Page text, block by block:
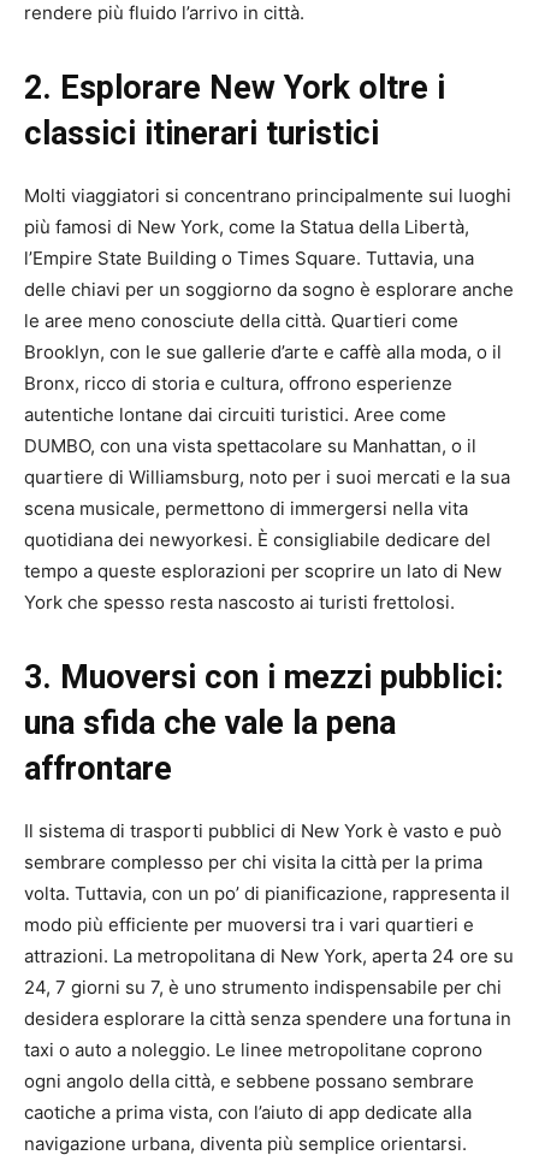
rendere più fluido l’arrivo in città.
2. Esplorare New York oltre i
classici itinerari turistici
Molti viaggiatori si concentrano principalmente sui luoghi
più famosi di New York, come la Statua della Libertà,
l’Empire State Building o Times Square. Tuttavia, una
delle chiavi per un soggiorno da sogno è esplorare anche
le aree meno conosciute della città. Quartieri come
Brooklyn, con le sue gallerie d’arte e caffè alla moda, o il
Bronx, ricco di storia e cultura, offrono esperienze
autentiche lontane dai circuiti turistici. Aree come
DUMBO, con una vista spettacolare su Manhattan, o il
quartiere di Williamsburg, noto per i suoi mercati e la sua
scena musicale, permettono di immergersi nella vita
quotidiana dei newyorkesi. È consigliabile dedicare del
tempo a queste esplorazioni per scoprire un lato di New
York che spesso resta nascosto ai turisti frettolosi.
3. Muoversi con i mezzi pubblici:
una sfida che vale la pena
affrontare
Il sistema di trasporti pubblici di New York è vasto e può
sembrare complesso per chi visita la città per la prima
volta. Tuttavia, con un po’ di pianificazione, rappresenta il
modo più efficiente per muoversi tra i vari quartieri e
attrazioni. La metropolitana di New York, aperta 24 ore su
24, 7 giorni su 7, è uno strumento indispensabile per chi
desidera esplorare la città senza spendere una fortuna in
taxi o auto a noleggio. Le linee metropolitane coprono
ogni angolo della città, e sebbene possano sembrare
caotiche a prima vista, con l’aiuto di app dedicate alla
navigazione urbana, diventa più semplice orientarsi.